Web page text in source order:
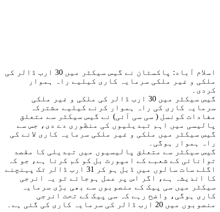
اسلام آباد: پاکستان نے گیس سیکٹر میں 30 ارب ڈالر کی
ملکی و غیر ملکی سرمایہ کاری کیلیے راہ ہموار
کردی۔
گیس سیکٹر میں 30 ارب ڈالر کی ملکی و غیر ملکی
سرمایہ کاری کی راہ ہموار کرنے کیلیے مشترکہ
مفادات کونسل ( سی سی آئی) نے گیس سیکٹر سے متعلق
پالیسی میں اہم تبدیلیوں کی منظوری دے دی، جس سے
گیس سیکٹر میں ملکی و غیر ملکی سرمایہ کاری لانے کی
راہ ہموار ہوگی۔
گیس سیکٹر سے متعلق پالیسیوں میں تبدیلی کا مقصد
توانائی کے شعبے کے امپورٹ بل کو کم کرنا ہے، جو کہ
اگلے سات سالوں میں ڈبل ہو کر 31 ارب ڈالر تک پہنچنے
کا اندیشہ ہے، اگر اس پر عمل ہوجائے تو یہ انرجی
سیکٹر میں سی پیک کے منصوبوں سے بھی بڑی سرمایہ
کاری ہوگی، واضح رہے کہ سی پیک کے تحت انرجی
منصوبوں میں 20 ارب ڈالر کی سرمایہ کاری کی گئی ہے۔